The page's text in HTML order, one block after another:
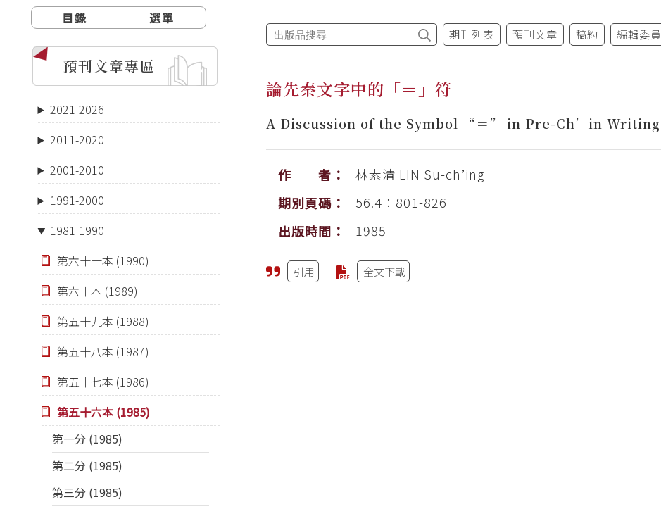
目錄 選單
預刊文章專區
2021-2026
2011-2020
2001-2010
1991-2000
1981-1990
第六十一本 (1990)
第六十本 (1989)
第五十九本 (1988)
第五十八本 (1987)
第五十七本 (1986)
第五十六本 (1985)
第一分 (1985)
第二分 (1985)
第三分 (1985)
期刊列表 預刊文章 稿約 編輯委員
論先秦文字中的「＝」符
A Discussion of the Symbol “＝” in Pre-Ch’in Writing
作 者： 林素清 LIN Su-ch’ing
期別頁碼：
56.4：801-826
出版時間：
1985
引用 全文下載